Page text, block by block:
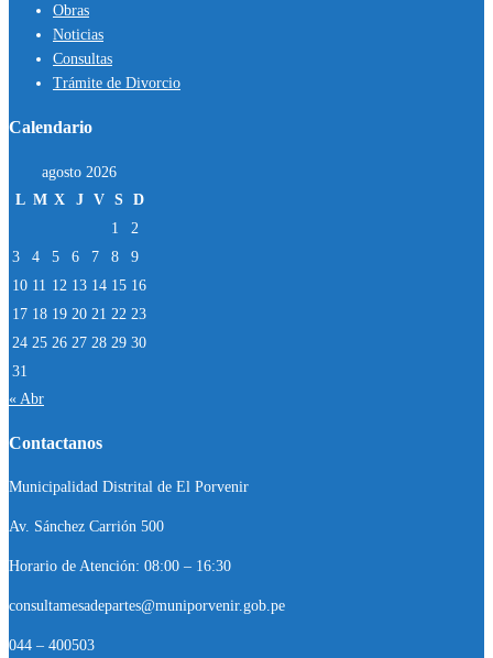
Obras
Noticias
Consultas
Trámite de Divorcio
Calendario
agosto 2026
L M X J V S D
1
2
3
4 5 6 7 8
9
10 11 12 13 14 15 16
17 18 19 20 21 22 23
24 25 26 27 28 29 30
31
« Abr
Contactanos
Municipalidad Distrital de El Porvenir
Av. Sánchez Carrión 500
Horario de Atención: 08:00 – 16:30
consultamesadepartes@muniporvenir.gob.pe
044 – 400503